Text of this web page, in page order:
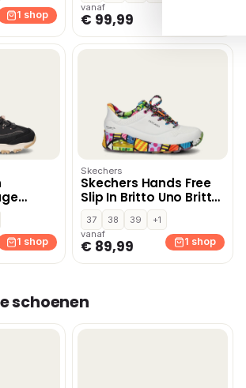
1 shop
vanaf
€ 99,99
1 shop
Skechers
Skechers Hands Free
Slip In Britto Uno Britto
Landscape
instapschoenen – Wit
37 38 39
+1
vanaf
€ 89,99 1 shop
schoenen